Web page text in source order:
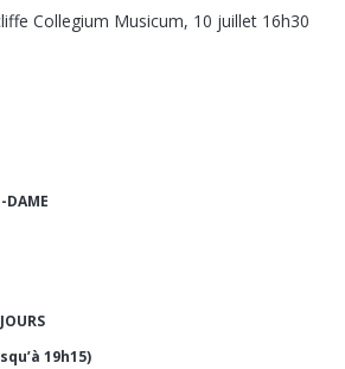
Collegium Musicum, 10 juillet 16h30
DAME
19h15)